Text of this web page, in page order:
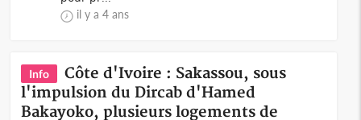
il y a 4 ans
Info
Côte d'Ivoire : Sakassou, sous
l'impulsion du Dircab d'Hamed
Bakayoko, plusieurs logements de